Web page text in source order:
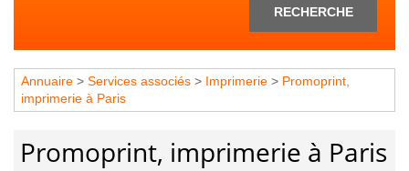
RECHERCHE
Annuaire > Services associés > Imprimerie > Promoprint,
imprimerie à Paris
Promoprint, imprimerie à Paris